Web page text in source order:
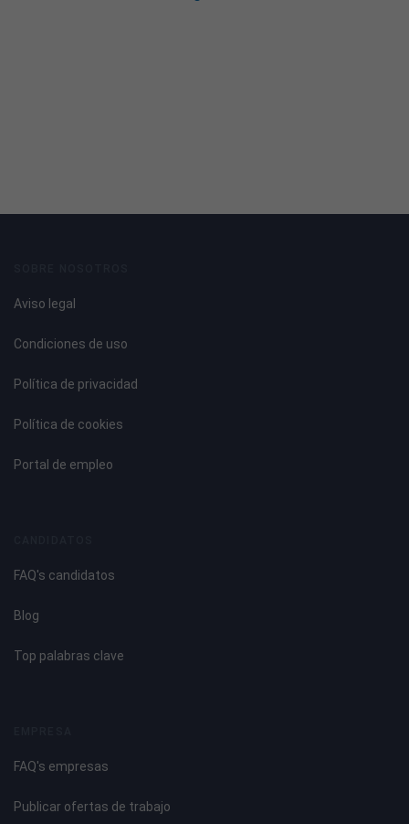
Aviso legal
Condiciones de uso
Política de privacidad
Política de cookies
Portal de empleo
FAQ's candidatos
Blog
Top palabras clave
FAQ's empresas
Publicar ofertas de trabajo